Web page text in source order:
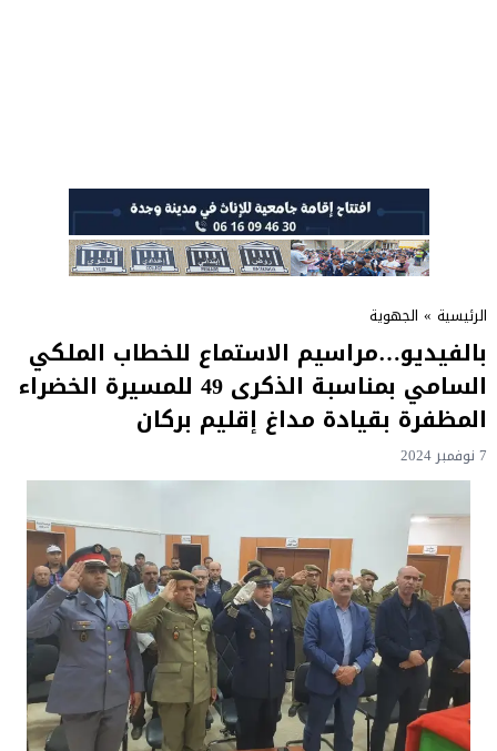
الرئيسية » الجهوية
بالفيديو…مراسيم الاستماع للخطاب الملكي
السامي بمناسبة الذكرى 49 للمسيرة الخضراء
المظفرة بقيادة مداغ إقليم بركان
7 نوفمبر 2024